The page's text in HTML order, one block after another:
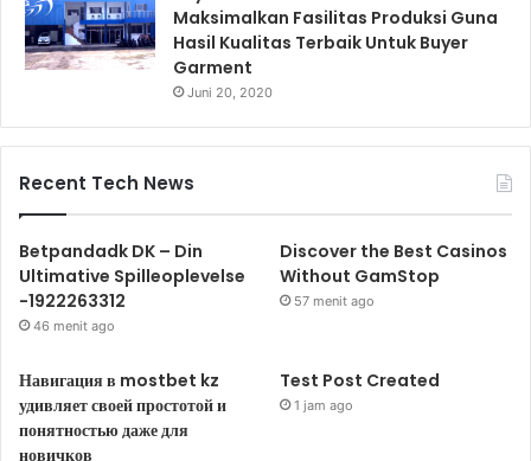
Maksimalkan Fasilitas Produksi Guna
Hasil Kualitas Terbaik Untuk Buyer
Garment
Juni 20, 2020
Recent Tech News
Betpandadk DK – Din
Ultimative Spilleoplevelse
-1922263312
46 menit ago
Discover the Best Casinos
Without GamStop
57 menit ago
Навигация в mostbet kz
удивляет своей простотой и
понятностью даже для
новичков
Test Post Created
1 jam ago